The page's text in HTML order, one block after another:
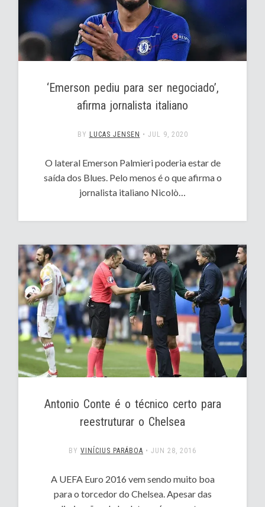
‘Emerson pediu para ser negociado’,
afirma jornalista italiano
BY LUCAS JENSEN • JUL 9, 2020
O lateral Emerson Palmieri poderia estar de
saída dos Blues. Pelo menos é o que afirma o
jornalista italiano Nicolò…
Antonio Conte é o técnico certo para
reestruturar o Chelsea
BY VINÍCIUS PARÁBOA • JUN 28, 2016
A UEFA Euro 2016 vem sendo muito boa
para o torcedor do Chelsea. Apesar das